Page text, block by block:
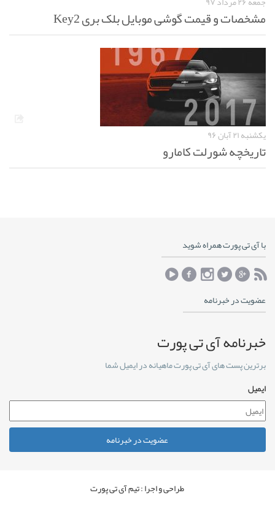
مشخصات و قیمت گوشی موبایل بلک بری Key2
یکشنبه ۲۱ آبان ۹۶
تاریخچه شورلت کامارو
با آی تی پورت همراه شوید
عضویت در خبرنامه
خبرنامه آی تی پورت
برترین پست های آی تی پورت ماهیانه در ایمیل شما
ایمیل
عضویت در خبرنامه
طراحی و اجرا : تیم آی تی پورت